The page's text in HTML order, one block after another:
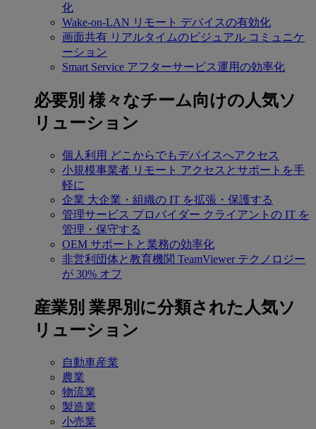
化
Wake-on-LAN リモート デバイスの有効化
画面共有 リアルタイムのビジュアル コミュニケ
ーション
Smart Service アフターサービス運用の効率化
必要別 様々なチーム向けの人気ソ
リューション
個人利用 どこからでもデバイスへアクセス
小規模事業者 リモート アクセスとサポートを手
軽に
企業 大企業・組織の IT を拡張・保護する
管理サービス プロバイダー クライアントの IT を
管理・保守する
OEM サポートと業務の効率化
非営利団体と教育機関 TeamViewer テクノロジー
が 30% オフ
産業別 業界別に分類された人気ソ
リューション
自動車産業
農業
物流業
製造業
小売業